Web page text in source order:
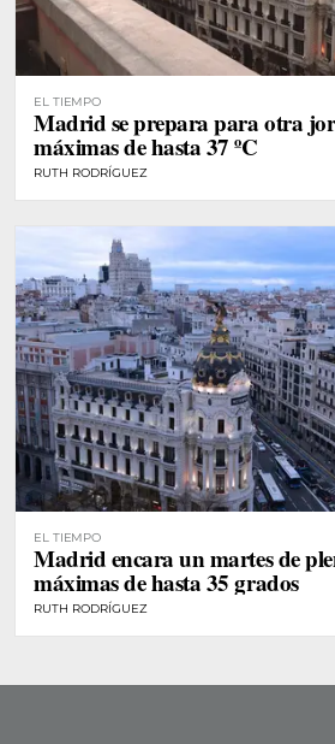
EL TIEMPO
Madrid se prepara para otra
máximas de hasta 37 ºC
RUTH RODRÍGUEZ
EL TIEMPO
Madrid encara un martes de
máximas de hasta 35 grados
RUTH RODRÍGUEZ